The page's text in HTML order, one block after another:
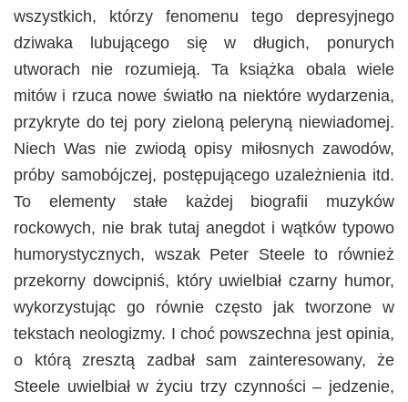
wszystkich, którzy fenomenu tego depresyjnego
dziwaka lubującego się w długich, ponurych
utworach nie rozumieją. Ta książka obala wiele
mitów i rzuca nowe światło na niektóre wydarzenia,
przykryte do tej pory zieloną peleryną niewiadomej.
Niech Was nie zwiodą opisy miłosnych zawodów,
próby samobójczej, postępującego uzależnienia itd.
To elementy stałe każdej biografii muzyków
rockowych, nie brak tutaj anegdot i wątków typowo
humorystycznych, wszak Peter Steele to również
przekorny dowcipniś, który uwielbiał czarny humor,
wykorzystując go równie często jak tworzone w
tekstach neologizmy. I choć powszechna jest opinia,
o którą zresztą zadbał sam zainteresowany, że
Steele uwielbiał w życiu trzy czynności – jedzenie,